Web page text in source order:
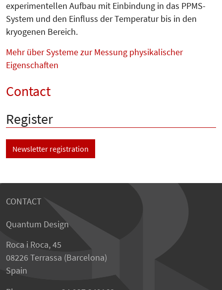
experimentellen Aufbau mit Einbindung in das PPMS-
System und den Einfluss der Temperatur bis in den
kryogenen Bereich.
Mehr über Systeme zur Messung physikalischer
Eigenschaften
Contact
Register
Newsletter registration
CONTACT
Quantum Design
Roca i Roca, 45
08226 Terrassa (Barcelona)
Spain